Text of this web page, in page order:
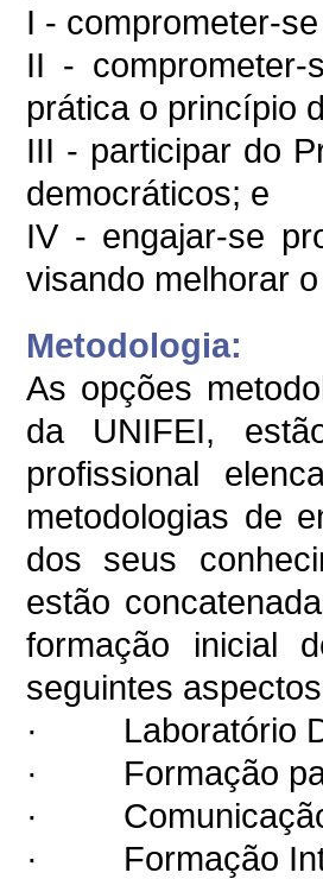
I - comprometer-
II -
prática o princípio
III - participar do
democráticos; e
IV - engajar-se
visando melhorar
Metodologia:
As opções
da UNIFEI,
profissional
metodologias de
dos seus
estão
formação inicial
seguintes
· Laboratório
· Formação para
·
· Formação